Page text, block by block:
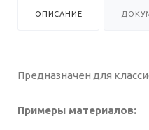
ОПИСАНИЕ
Предназначен для
Примеры материалов: